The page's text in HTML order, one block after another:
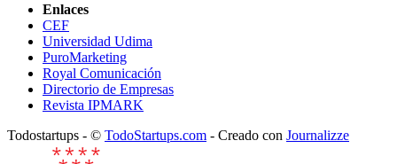
Enlaces
CEF
Universidad Udima
PuroMarketing
Royal Comunicación
Directorio de Empresas
Revista IPMARK
Todostartups - © TodoStartups.com - Creado con Journalizze